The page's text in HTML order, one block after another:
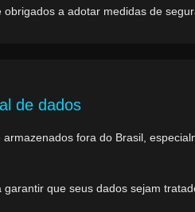
a adotar medidas de
de dados
fora do Brasil,
que seus dados sejam